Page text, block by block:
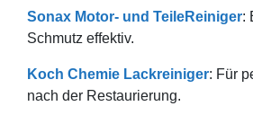
Sonax Motor- und TeileReiniger:
Schmutz effektiv.
Koch Chemie Lackreiniger: Für
nach der Restaurierung.